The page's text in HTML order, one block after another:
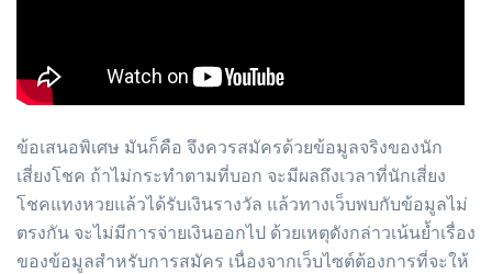
ข้อเสนอพิเศษ มันก็คือ จึงควรสมัครด้วยข้อมูลจริงของนัก
เสี่ยงโชค ถ้าไม่กระทำตามที่บอก จะมีผลถึงเวลาที่นักเสี่ยง
โชคแทงหวยแล้วได้รับเงินรางวัล แล้วทางเว็บพบกับข้อมูลไม่
ตรงกัน จะไม่มีการจ่ายเงินออกไป ด้วยเหตุดังกล่าวเน้นย้ำเรื่อง
ของข้อมูลสำหรับการสมัคร เนื่องจากเว็บไซต์ต้องการที่จะให้